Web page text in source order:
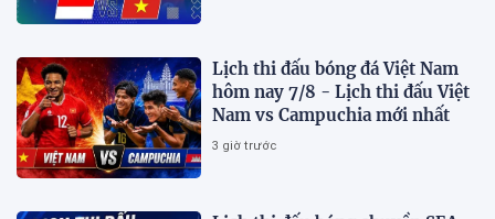
Lịch thi đấu bóng đá Việt Nam
hôm nay 7/8 - Lịch thi đấu Việt
Nam vs Campuchia mới nhất
3 giờ trước